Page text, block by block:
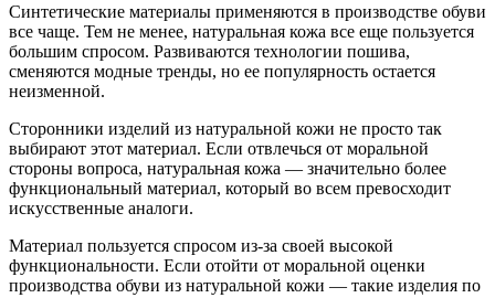
Синтетические материалы применяются в производстве обуви
все чаще. Тем не менее, натуральная кожа все еще пользуется
большим спросом. Развиваются технологии пошива,
сменяются модные тренды, но ее популярность остается
неизменной.
Сторонники изделий из натуральной кожи не просто так
выбирают этот материал. Если отвлечься от моральной
стороны вопроса, натуральная кожа — значительно более
функциональный материал, который во всем превосходит
искусственные аналоги.
Материал пользуется спросом из-за своей высокой
функциональности. Если отойти от моральной оценки
производства обуви из натуральной кожи — такие изделия по